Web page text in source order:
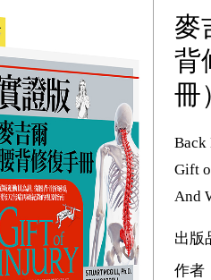
麥
背
冊
Back
Gift
And
出版
作者